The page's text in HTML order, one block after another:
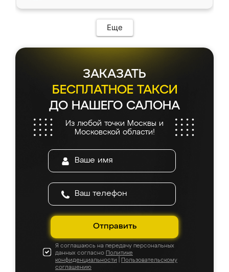
Еще
ЗАКАЗАТЬ
БЕСПЛАТНОЕ ТАКСИ
ДО НАШЕГО САЛОНА
Из любой точки Москвы и
Московской области!
Отправить
Я соглашаюсь на передачу персональных
данных согласно Политике
конфиденциальности
Пользовательскому
соглашению